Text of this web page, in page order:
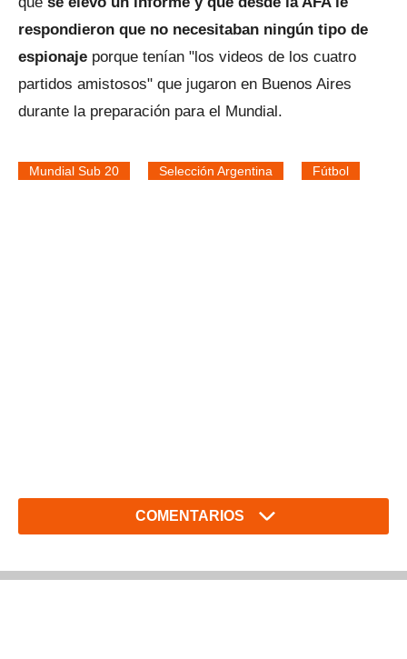
respondieron que no necesitaban ningún tipo de
espionaje porque tenían "los videos de los cuatro
partidos amistosos" que jugaron en Buenos Aires
durante la preparación para el Mundial.
Mundial Sub 20 Selección Argentina Fútbol
COMENTARIOS